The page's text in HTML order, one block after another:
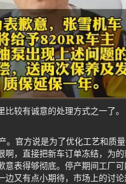
较有诚意的处理方式之一了。
。官方说是为了优化工艺和质
啊，直接把新车订单冻结，为
表得够彻底。停产期间工厂
又有点小期待，市场上的讨